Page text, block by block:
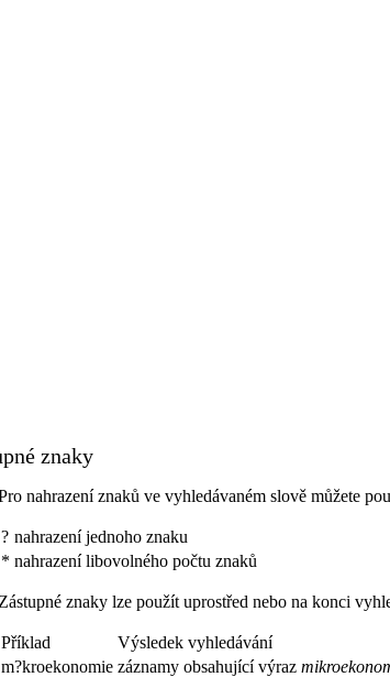
znaky
nahrazení znaků ve vyhledávaném slově můžete
? nahrazení jednoho znaku
* nahrazení libovolného počtu znaků
Zástupné znaky lze použít uprostřed nebo na konci
Příklad
Výsledek vyhledávání
m?kroekonomie záznamy obsahující výraz